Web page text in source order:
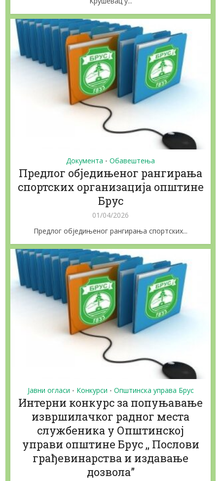
Документа • Обавештења
Предлог обједињеног рангирања
спортских организација општине
Брус
01/04/2026
Предлог обједињеног рангирања спортских...
Јавни огласи • Конкурси • Општинска управа Брус
Интерни конкурс за попуњавање
извршилачког радног места
службеника у Општинској
управи општине Брус ,, Послови
грађевинарства и издавање
дозвола”